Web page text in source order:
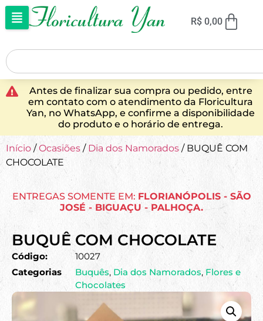
R$ 0,00
Antes de finalizar sua compra ou pedido, entre
em contato com o atendimento da Floricultura
Yan, no WhatsApp, e confirme a disponibilidade
do produto e o horário de entrega.
Início /Ocasiões / Dia dos Namorados / BUQUÊ COM
CHOCOLATE
ENTREGAS SOMENTE EM: FLORIANÓPOLIS - SÃO
JOSÉ - BIGUAÇU - PALHOÇA.
BUQUÊ COM CHOCOLATE
Código:
10027
Categorias
Buquês, Dia dos Namorados, Flores e
Chocolates